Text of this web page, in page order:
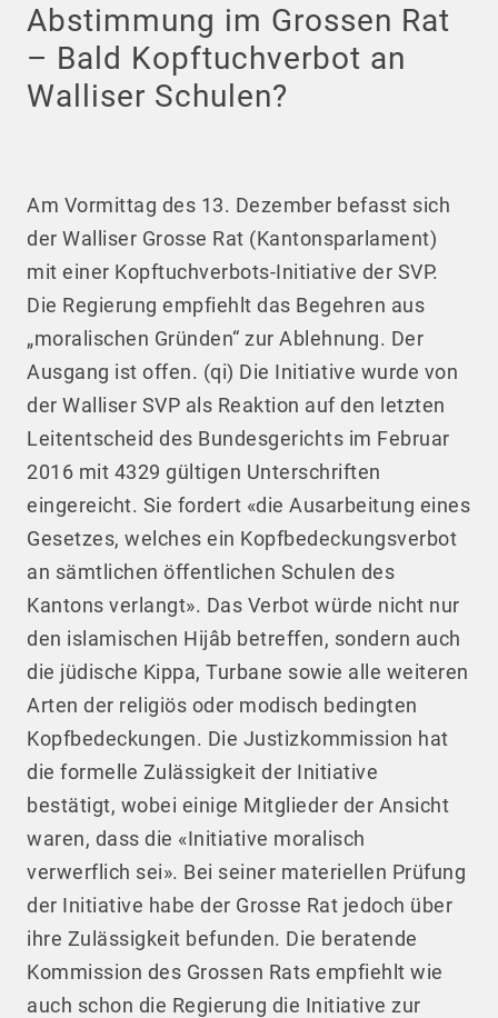
Abstimmung im Grossen Rat
– Bald Kopftuchverbot an
Walliser Schulen?
Am Vormittag des 13. Dezember befasst sich
der Walliser Grosse Rat (Kantonsparlament)
mit einer Kopftuchverbots-Initiative der SVP.
Die Regierung empfiehlt das Begehren aus
„moralischen Gründen“ zur Ablehnung. Der
Ausgang ist offen. (qi) Die Initiative wurde von
der Walliser SVP als Reaktion auf den letzten
Leitentscheid des Bundesgerichts im Februar
2016 mit 4329 gültigen Unterschriften
eingereicht. Sie fordert «die Ausarbeitung eines
Gesetzes, welches ein Kopfbedeckungsverbot
an sämtlichen öffentlichen Schulen des
Kantons verlangt». Das Verbot würde nicht nur
den islamischen Hijâb betreffen, sondern auch
die jüdische Kippa, Turbane sowie alle weiteren
Arten der religiös oder modisch bedingten
Kopfbedeckungen. Die Justizkommission hat
die formelle Zulässigkeit der Initiative
bestätigt, wobei einige Mitglieder der Ansicht
waren, dass die «Initiative moralisch
verwerflich sei». Bei seiner materiellen Prüfung
der Initiative habe der Grosse Rat jedoch über
ihre Zulässigkeit befunden. Die beratende
Kommission des Grossen Rats empfiehlt wie
auch schon die Regierung die Initiative zur